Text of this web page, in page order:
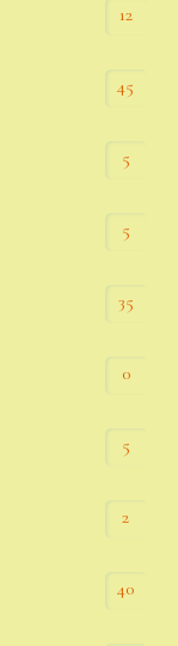
12
45
5
5
35
0
5
2
40